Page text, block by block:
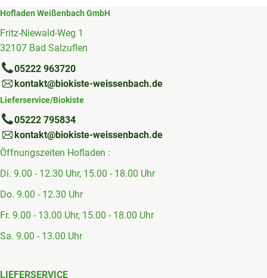
Hofladen Weißenbach GmbH
Fritz-Niewald-Weg 1
32107 Bad Salzuflen
05222 963720
kontakt@biokiste-weissenbach.de
Lieferservice/Biokiste
05222 795834
kontakt@biokiste-weissenbach.de
Öffnungszeiten Hofladen :
Di. 9.00 - 12.30 Uhr, 15.00 - 18.00 Uhr
Do. 9.00 - 12.30 Uhr
Fr. 9.00 - 13.00 Uhr, 15.00 - 18.00 Uhr
Sa. 9.00 - 13.00 Uhr
LIEFERSERVICE